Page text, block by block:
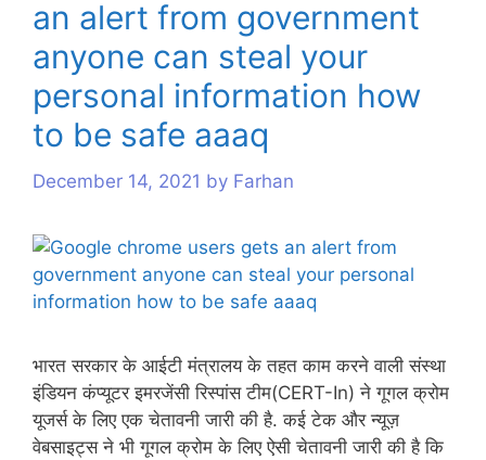
an alert from government
anyone can steal your
personal information how
to be safe aaaq
December 14, 2021 by Farhan
भारत सरकार के आईटी मंत्रालय के तहत काम करने वाली संस्था
इंडियन कंप्यूटर इमरजेंसी रिस्पांस टीम(CERT-In) ने गूगल क्रोम
यूजर्स के लिए एक चेतावनी जारी की है. कई टेक और न्यूज़
वेबसाइट्स ने भी गूगल क्रोम के लिए ऐसी चेतावनी जारी की है कि
s